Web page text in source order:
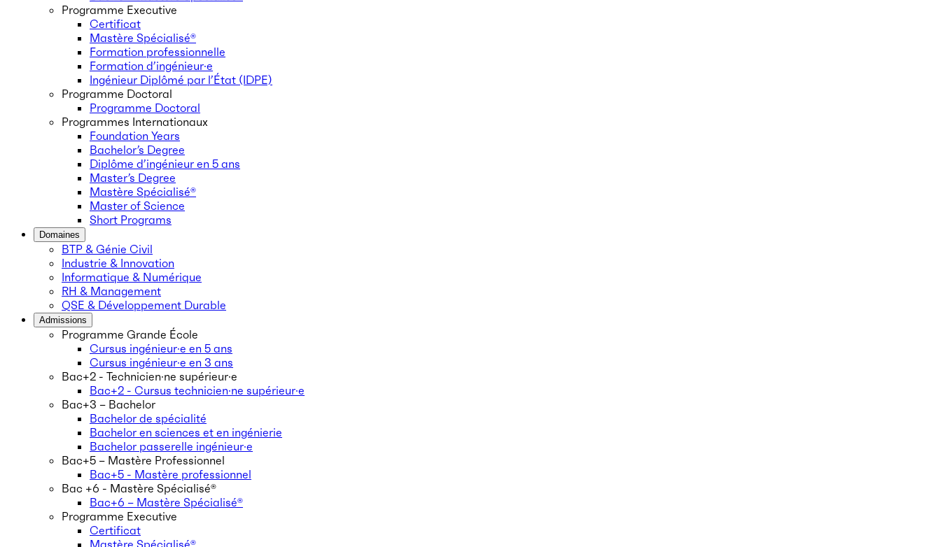
Programme Executive
Certificat
Mastère Spécialisé®
Formation professionnelle
Formation d’ingénieur·e
Ingénieur Diplômé par l’État (IDPE)
Programme Doctoral
Programme Doctoral
Programmes Internationaux
Foundation Years
Bachelor’s Degree
Diplôme d’ingénieur en 5 ans
Master’s Degree
Mastère Spécialisé®
Master of Science
Short Programs
Domaines
BTP & Génie Civil
Industrie & Innovation
Informatique & Numérique
RH & Management
QSE & Développement Durable
Admissions
Programme Grande École
Cursus ingénieur·e en 5 ans
Cursus ingénieur·e en 3 ans
Bac+2 - Technicien·ne supérieur·e
Bac+2 - Cursus technicien·ne supérieur·e
Bac+3 – Bachelor
Bachelor de spécialité
Bachelor en sciences et en ingénierie
Bachelor passerelle ingénieur·e
Bac+5 – Mastère Professionnel
Bac+5 - Mastère professionnel
Bac +6 - Mastère Spécialisé®
Bac+6 – Mastère Spécialisé®
Programme Executive
Certificat
Mastère Spécialisé®